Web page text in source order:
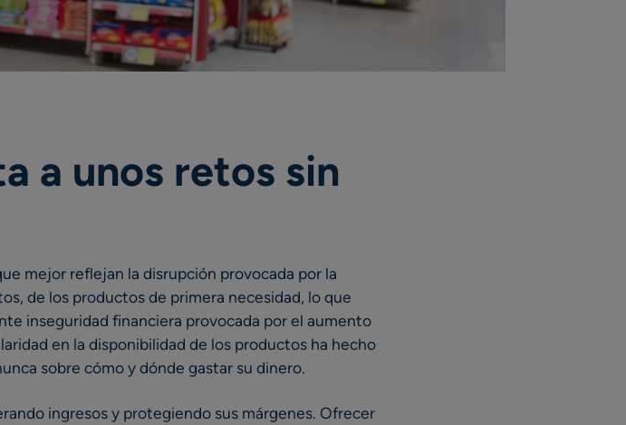
a unos retos sin
mejor reflejan la disrupción provocada por la
de los productos de primera necesidad, lo que
inseguridad financiera provocada por el aumento
en la disponibilidad de los productos ha hecho
sobre cómo y dónde gastar su dinero.
ingresos y protegiendo sus márgenes. Ofrecer